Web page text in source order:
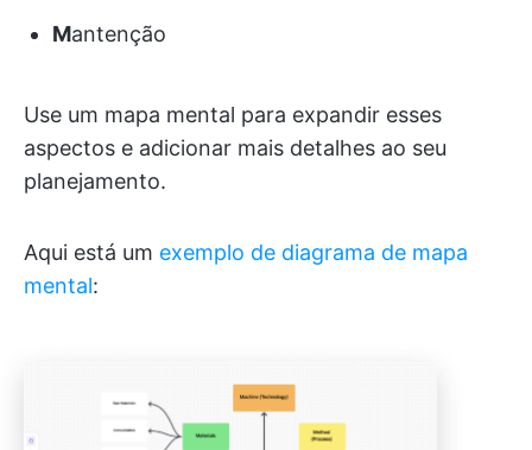
Mantenção
Use um mapa mental para expandir esses
aspectos e adicionar mais detalhes ao seu
planejamento.
Aqui está um exemplo de diagrama de mapa
mental: